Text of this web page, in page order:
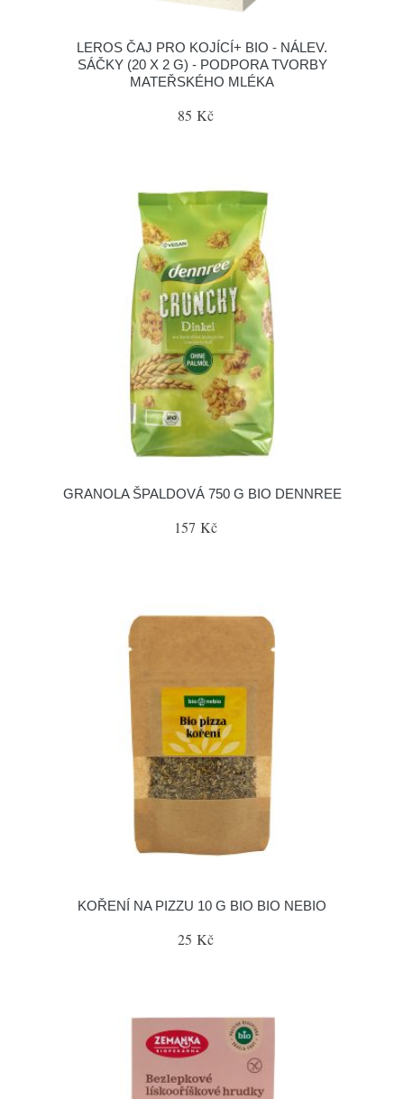
LEROS ČAJ PRO KOJÍCÍ+ BIO - NÁLEV.
SÁČKY (20 X 2 G) - PODPORA TVORBY
MATEŘSKÉHO MLÉKA
85 Kč
GRANOLA ŠPALDOVÁ 750 G BIO DENNREE
157 Kč
KOŘENÍ NA PIZZU 10 G BIO BIO NEBIO
25 Kč